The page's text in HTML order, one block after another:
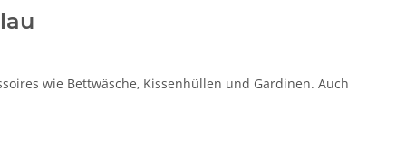
wie Bettwäsche, Kissenhüllen und Gardinen. Auch